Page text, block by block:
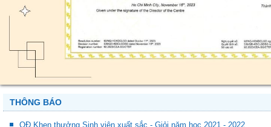
THÔNG BÁO
QĐ Khen thưởng Sinh viên xuất sắc - Giỏi năm học 2021 - 2022